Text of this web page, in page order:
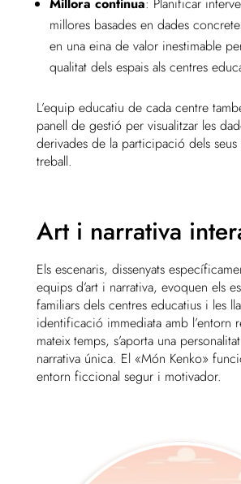
millores basades en dades
en una eina de valor inestimable
qualitat dels espais als centres
L’equip educatiu de cada centre
panell de gestió per visualitzar les
derivades de la participació dels
treball.
Art i narrativa
Els escenaris, dissenyats
equips d’art i narrativa, evoquen els
familiars dels centres educatius i les
identificació immediata amb l’entorn
mateix temps, s’aporta una
narrativa única. El «Món Kenko»
entorn ficcional segur i motivador.